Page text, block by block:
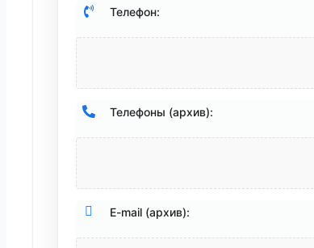
Телефон:
Телефоны (архив):
E-mail (архив):